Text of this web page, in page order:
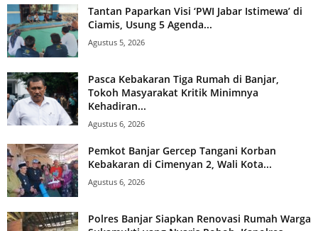
Tantan Paparkan Visi ‘PWI Jabar Istimewa’ di
Ciamis, Usung 5 Agenda...
Agustus 5, 2026
Pasca Kebakaran Tiga Rumah di Banjar,
Tokoh Masyarakat Kritik Minimnya
Kehadiran...
Agustus 6, 2026
Pemkot Banjar Gercep Tangani Korban
Kebakaran di Cimenyan 2, Wali Kota...
Agustus 6, 2026
Polres Banjar Siapkan Renovasi Rumah Warga